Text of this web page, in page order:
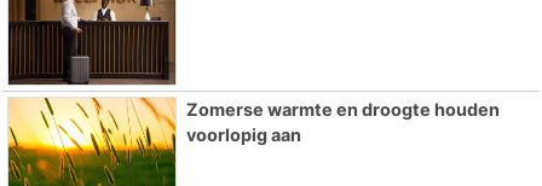
Zomerse warmte en droogte houden
voorlopig aan